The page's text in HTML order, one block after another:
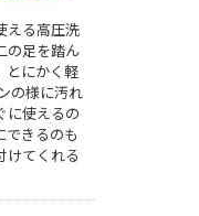
える高圧洗
の足を踏ん
とにかく軽
の様に汚れ
に使えるの
できるのも
けてくれる